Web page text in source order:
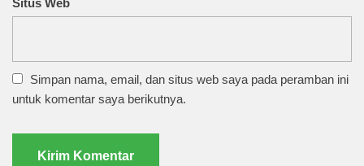
Simpan nama, email, dan situs web saya pada peramban ini
untuk komentar saya berikutnya.